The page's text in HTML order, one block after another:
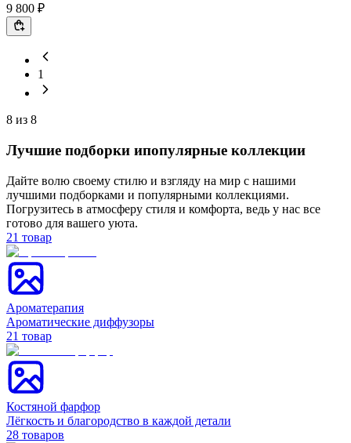
9 800 ₽
1
8 из 8
Лучшие подборки ипопулярные коллекции
Дайте волю своему стилю и взгляду на мир с нашими
лучшими подборками и популярными коллекциями.
Погрузитесь в атмосферу стиля и комфорта, ведь у нас все
готово для вашего уюта.
21 товар
Ароматерапия
Ароматические диффузоры
21 товар
Костяной фарфор
Лёгкость и благородство в каждой детали
28 товаров